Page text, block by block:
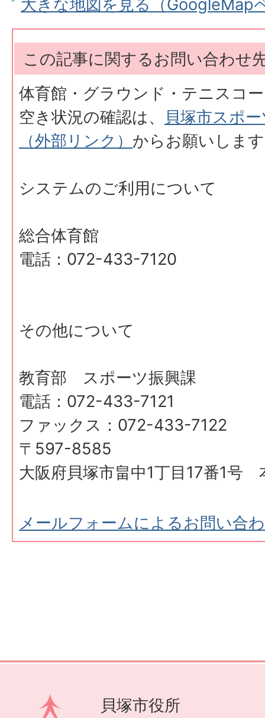
大きな地図を見る（GoogleMap
この記事に関するお問い合わせ
体育館・グラウンド・テニスコ
空き状況の確認は、
貝塚市スポ
（外部リンク） からお願いしま
システムのご利用について
総合体育館
電話：072-433-7120
その他について
教育部 スポーツ振興課
電話：072-433-7121
ファックス：072-433-7122
〒597-8585
大阪府貝塚市畠中1丁目17番1号
メールフォームによるお問い合
貝塚市役所